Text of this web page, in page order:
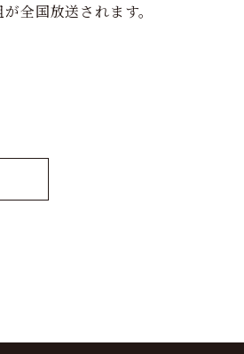
全国放送されます。